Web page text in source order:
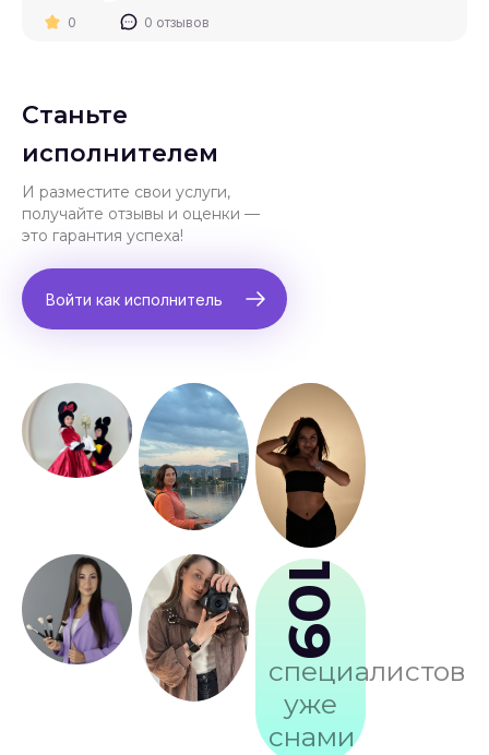
0 0 отзывов
Станьте
исполнителем
И разместите свои услуги,
получайте отзывы и оценки —
это гарантия успеха!
Войти как исполнитель
109
специалистов
уже
снами